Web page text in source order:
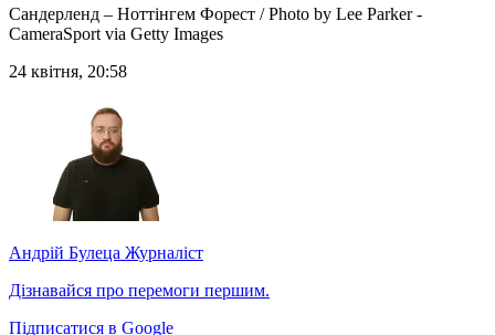
Сандерленд – Ноттінгем Форест / Photo by Lee Parker -
CameraSport via Getty Images
24 квітня, 20:58
Андрій Булеца Журналіст
Дізнавайся про перемоги першим.
Підписатися в Google